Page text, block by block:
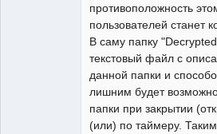
противоположность
пользователей станет
В саму папку
текстовый файл с
данной папки и
лишним будет
папки при закрытии
(или) по таймеру.